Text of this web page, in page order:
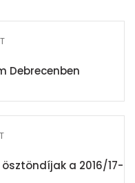
Debrecenben
a 2016/17-